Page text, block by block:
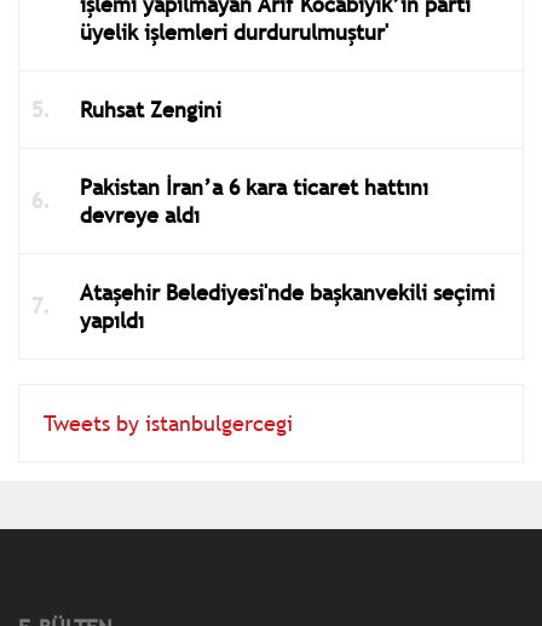
üyelik işlemleri durdurulmuştur'
Ruhsat Zengini
Pakistan İran’a 6 kara ticaret hattını
devreye aldı
Ataşehir Belediyesi'nde başkanvekili seçimi
yapıldı
Tweets by istanbulgercegi